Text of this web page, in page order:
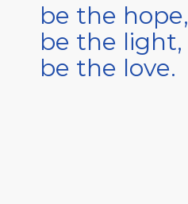
be the hope,
be the light,
be the love.